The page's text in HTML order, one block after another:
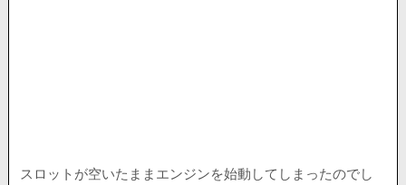
スロットが空いたままエンジンを始動してしまったのでし